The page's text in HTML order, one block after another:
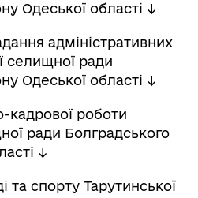
Одеської області ↓
адміністративних
селищної ради
Одеської області ↓
кадрової роботи
ради Болградського
↓
та спорту Тарутинської